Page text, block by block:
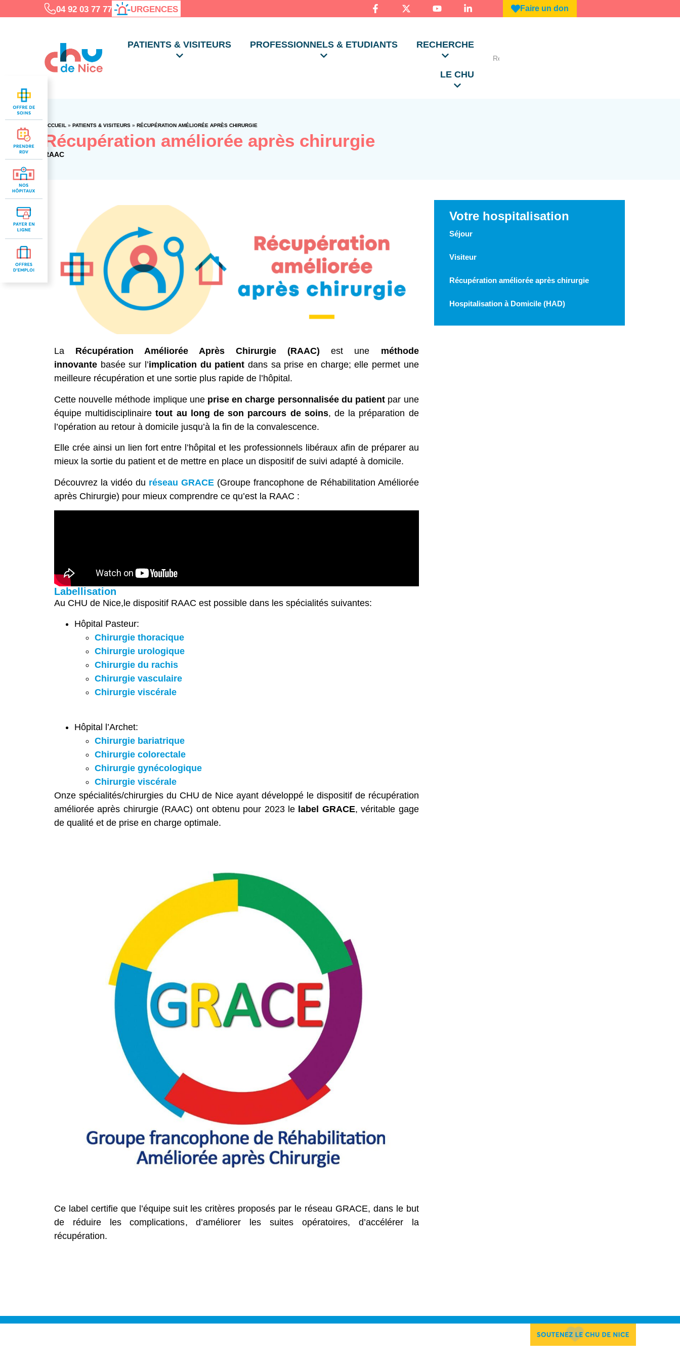
04 92 03 77 77 URGENCES Faire un don
PATIENTS & VISITEURS PROFESSIONNELS & ETUDIANTS RECHERCHE
LE CHU
ACCUEIL » PATIENTS & VISITEURS » RÉCUPÉRATION AMÉLIORÉE APRÈS CHIRURGIE
Récupération améliorée après chirurgie
RAAC
La Récupération Améliorée Après Chirurgie (RAAC) est une méthode
innovante basée sur l’implication du patient dans sa prise en charge; elle permet une
meilleure récupération et une sortie plus rapide de l’hôpital.
Cette nouvelle méthode implique une prise en charge personnalisée du patient par une
équipe multidisciplinairetout au long de son parcours de soins, de la préparation de
l’opération au retour à domicile jusqu’à la fin de la convalescence.
Elle crée ainsi un lien fort entre l’hôpital et les professionnels libéraux afin de préparer au
mieux la sortie du patient et de mettre en place un dispositif de suivi adapté à domicile.
Découvrez la vidéo du réseau GRACE(Groupe francophone de Réhabilitation Améliorée
après Chirurgie) pour mieux comprendre ce qu’est la RAAC :
Labellisation
Au CHU de Nice,le dispositif RAAC est possible dans les spécialités suivantes:
Hôpital Pasteur:
Chirurgie thoracique
Chirurgie urologique
Chirurgie du rachis
Chirurgie vasculaire
Chirurgie viscérale
Hôpital l’Archet:
Chirurgie bariatrique
Chirurgie colorectale
Chirurgie gynécologique
Chirurgie viscérale
Onze spécialités/chirurgies du CHU de Nice ayant développé le dispositif de récupération
améliorée après chirurgie (RAAC) ont obtenu pour 2023 le label GRACE, véritable gage
de qualité et de prise en charge optimale.
Ce label certifie que l’équipe suit les critères proposés par le réseau GRACE, dans le but
de réduire les complications, d’améliorer les suites opératoires, d’accélérer la
récupération.
Votre hospitalisation
Séjour
Visiteur
Récupération améliorée après chirurgie
Hospitalisation à Domicile (HAD)